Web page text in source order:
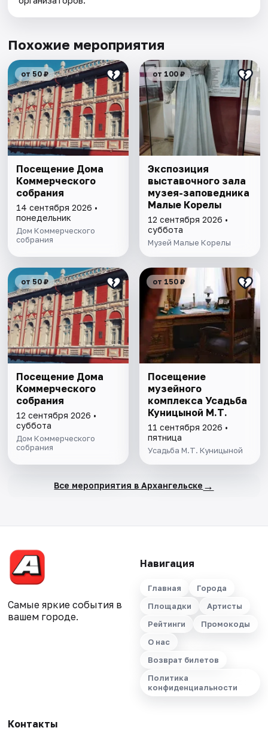
Похожие мероприятия
от 50 ₽
Посещение Дома
Коммерческого
собрания
14 сентября 2026 •
понедельник
Дом Коммерческого
собрания
от 100 ₽
Экспозиция
выставочного зала
музея-заповедника
Малые Корелы
12 сентября 2026 •
суббота
Музей Малые Корелы
от 50 ₽
Посещение Дома
Коммерческого
собрания
12 сентября 2026 •
суббота
Дом Коммерческого
собрания
от 150 ₽
Посещение
музейного
комплекса Усадьба
Куницыной М.Т.
11 сентября 2026 •
пятница
Усадьба М.Т. Куницыной
Все мероприятия в Архангельске →
Самые яркие события в
вашем городе.
Навигация
Главная
Города
Площадки
Артисты
Рейтинги
Промокоды
О нас
Возврат билетов
Политика
конфиденциальности
Контакты